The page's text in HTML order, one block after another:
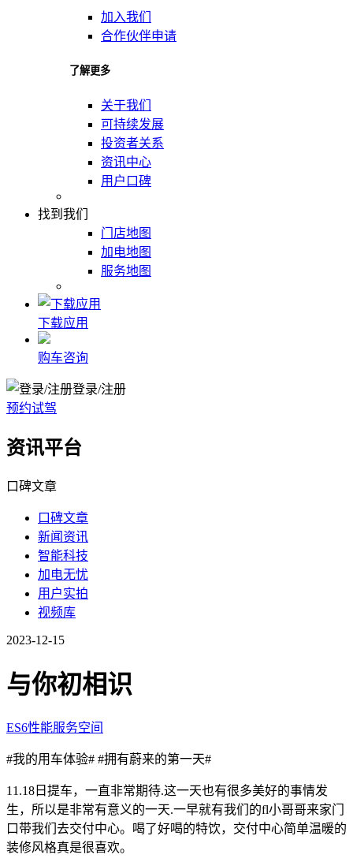
加入我们
合作伙伴申请
了解更多
关于我们
可持续发展
投资者关系
资讯中心
用户口碑
找到我们
门店地图
加电地图
服务地图
下载应用
购车咨询
登录/注册
预约试驾
资讯平台
口碑文章
口碑文章
新闻资讯
智能科技
加电无忧
用户实拍
视频库
2023-12-15
与你初相识
ES6性能服务空间
#我的用车体验# #拥有蔚来的第一天#
11.18日提车，一直非常期待.这一天也有很多美好的事情发
生，所以是非常有意义的一天.一早就有我们的fl小哥哥来家门
口带我们去交付中心。喝了好喝的特饮，交付中心简单温暖的
装修风格真是很喜欢。